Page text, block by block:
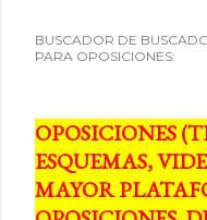
BUSCADOR DE
PARA OPOSICIONES:
OPOSICIONES
ESQUEMAS,
MAYOR